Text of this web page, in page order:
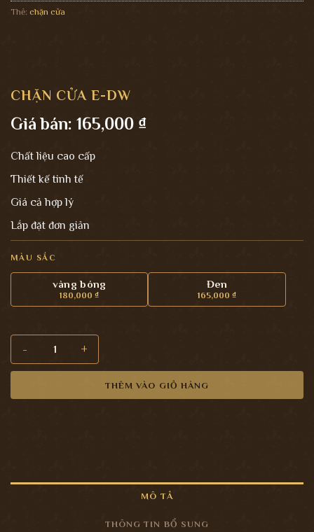
Thẻ: chặn cửa
CHẶN CỬA E-DW
Giá bán: 165,000 ₫
Chất liệu cao cấp
Thiết kế tinh tế
Giá cả hợp lý
Lắp đặt đơn giản
MÀU SẮC
vàng bóng
180,000₫
Đen
165,000₫
THÊM VÀO GIỎ HÀNG
MÔ TẢ
THÔNG TIN BỔ SUNG